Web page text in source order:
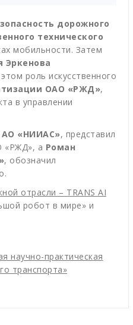
дорожного
технического
мобильности. Затем
Эркенова
роль искусственного
ОАО «РЖД»,
в управлении
АО «НИИАС», представил
«РЖД», а Роман
, обозначил
отрасли – TRANS AI
робот в мире» и
научно-практическая
транспорта»